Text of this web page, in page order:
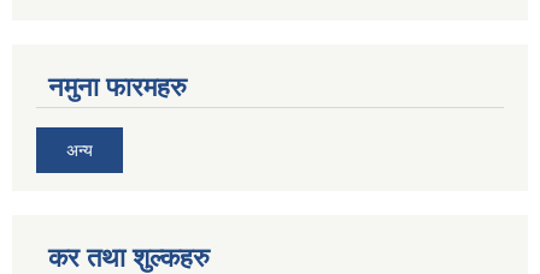
नमुना फारमहरु
अन्य
कर तथा शुल्कहरु